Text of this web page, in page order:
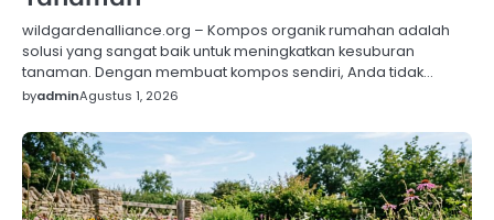
wildgardenalliance.org – Kompos organik rumahan adalah
solusi yang sangat baik untuk meningkatkan kesuburan
tanaman. Dengan membuat kompos sendiri, Anda tidak…
byadminAgustus 1, 2026